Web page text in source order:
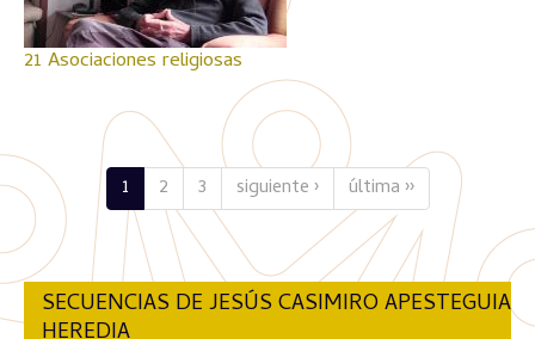
21 Asociaciones religiosas
1 2 3 siguiente › última ››
SECUENCIAS DE JESÚS CASIMIRO APESTEGUIA